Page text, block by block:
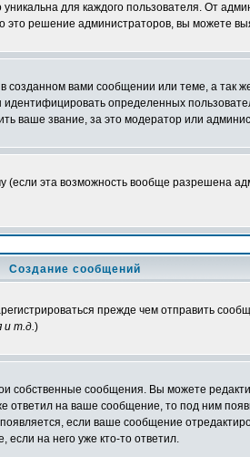
для каждого пользователя. От
это решение администраторов, вы можете
вами сообщении или теме, а так
определенных
ваше звание, за это модератор или
эта возможность вообще разрешена
Создание сообщений
прежде чем отправить
и т.д.)
сообщения. Вы можете
ответил на ваше сообщение, то под ним
если ваше сообщение
если на него уже кто-то ответил.